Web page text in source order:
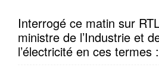
Interrogé ce matin sur
ministre de l’Industrie et
l’électricité en ces termes :